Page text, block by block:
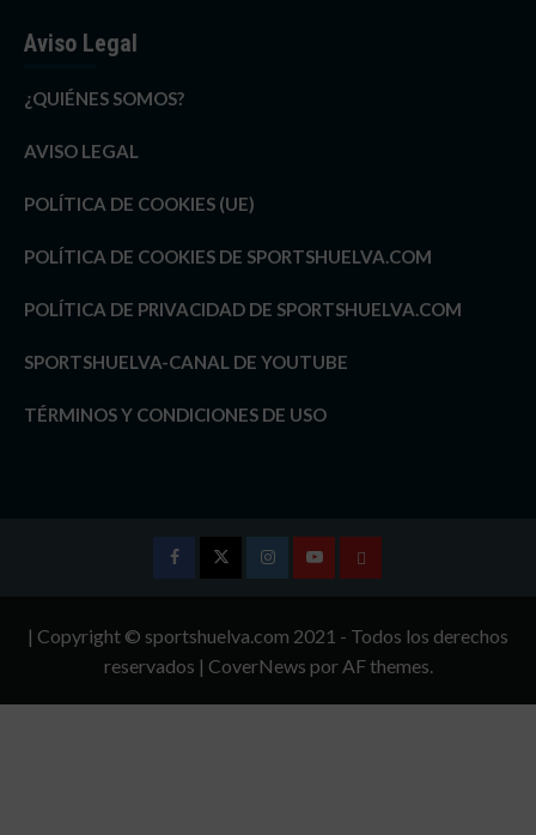
Aviso Legal
¿QUIÉNES SOMOS?
AVISO LEGAL
POLÍTICA DE COOKIES (UE)
POLÍTICA DE COOKIES DE SPORTSHUELVA.COM
POLÍTICA DE PRIVACIDAD DE SPORTSHUELVA.COM
SPORTSHUELVA-CANAL DE YOUTUBE
TÉRMINOS Y CONDICIONES DE USO
InstagramYoutubeTÉRMINOS
CONDICIONES
| Copyright © sportshuelva.com 2021 - Todos los derechos
reservados | CoverNews por AF themes.